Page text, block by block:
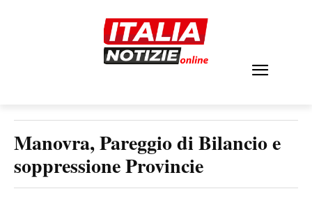
Manovra, Pareggio di Bilancio e
soppressione Provincie